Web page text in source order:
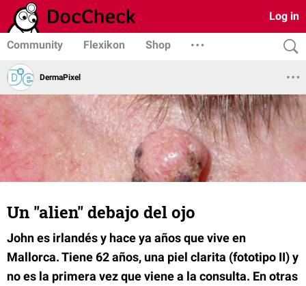
Log in
Community Flexikon Shop
DermaPixel
Un "alien" debajo del ojo
John es irlandés y hace ya años que vive en
Mallorca. Tiene 62 años, una piel clarita (fototipo II) y
no es la primera vez que viene a la consulta. En otras